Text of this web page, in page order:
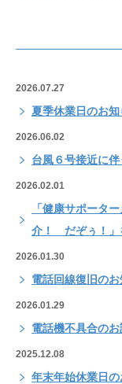
2026.07.27
夏季休業日のお知
2026.06.02
台風６号接近に
2026.02.01
「健康サポータ
介！ だぞぅ！」
2026.01.30
電話回線復旧の
2026.01.29
電話機不具合の
2025.12.08
年末年始休業日